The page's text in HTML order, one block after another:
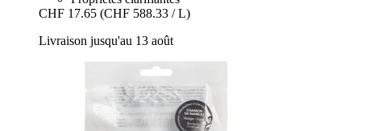
CHF 17.65 (CHF 588.33 / L)
Livraison jusqu'au 13 août